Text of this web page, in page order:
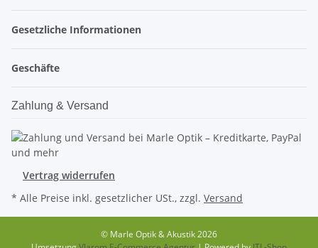
Gesetzliche Informationen
Geschäfte
Zahlung & Versand
Vertrag widerrufen
* Alle Preise inkl. gesetzlicher USt., zzgl. Versand
© Marle Optik & Akustik 2026